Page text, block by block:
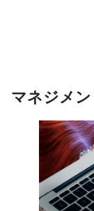
マネジメ